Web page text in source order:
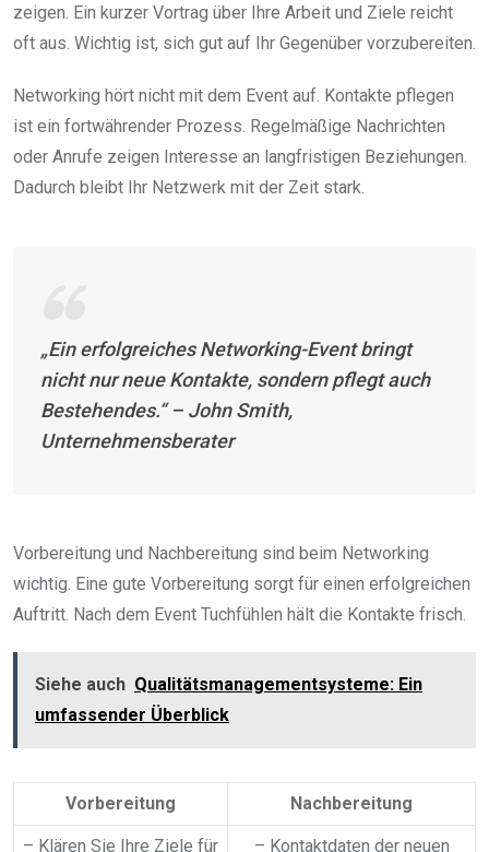
zeigen. Ein kurzer Vortrag über Ihre Arbeit und Ziele reicht
oft aus. Wichtig ist, sich gut auf Ihr Gegenüber vorzubereiten.
Networking hört nicht mit dem Event auf. Kontakte pflegen
ist ein fortwährender Prozess. Regelmäßige Nachrichten
oder Anrufe zeigen Interesse an langfristigen Beziehungen.
Dadurch bleibt Ihr Netzwerk mit der Zeit stark.
„Ein erfolgreiches Networking-Event bringt
nicht nur neue Kontakte, sondern pflegt auch
Bestehendes.“ – John Smith,
Unternehmensberater
Vorbereitung und Nachbereitung sind beim Networking
wichtig. Eine gute Vorbereitung sorgt für einen erfolgreichen
Auftritt. Nach dem Event Tuchfühlen hält die Kontakte frisch.
Siehe auch Qualitätsmanagementsysteme: Ein
umfassender Überblick
Vorbereitung Nachbereitung
– Klären Sie Ihre Ziele für – Kontaktdaten der neuen